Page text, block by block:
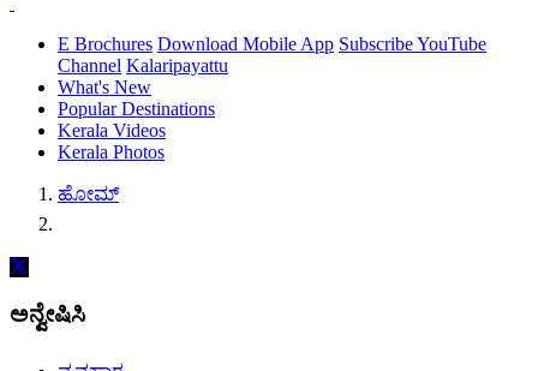
E Brochures Download Mobile App Subscribe YouTube
Channel Kalaripayattu
What's New
Popular Destinations
Kerala Videos
Kerala Photos
ಹೋಮ್
ಅನ್ವೇಷಿಸಿ